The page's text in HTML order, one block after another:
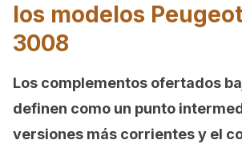
los modelos
3008
Los complementos ofertados
definen como un punto
versiones más corrientes y el